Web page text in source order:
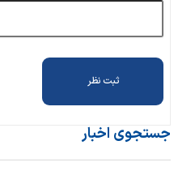
جستجوی اخبار